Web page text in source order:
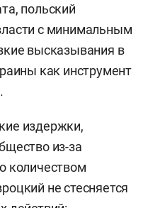
польский
с минимальным
высказывания в
как инструмент
издержки,
из-за
количеством
не стесняется